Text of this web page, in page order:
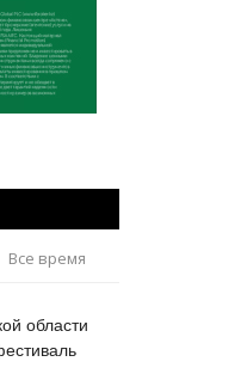
Все время
области